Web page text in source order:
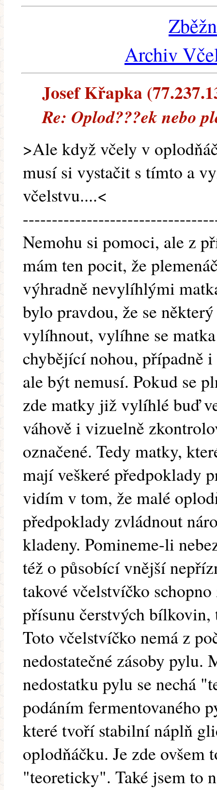
Archiv
Josef Křapka
Re: Oplod???ek nebo
>Ale když včely v
musí si vystačit s tímto a
včelstvu....<
Nemohu si pomoci, ale z
mám ten pocit, že
výhradně nevylíhlými
bylo pravdou, že se
vylíhnout, vylíhne se
chybějící nohou, případně
ale být nemusí. Pokud se
zde matky již vylíhlé buď
váhově i vizuelně
označené. Tedy matky,
mají veškeré předpoklady
vidím v tom, že malé
předpoklady zvládnout
kladeny. Pomineme-li
též o působící vnější
takové včelstvíčko
přísunu čerstvých
Toto včelstvíčko nemá z
nedostatečné zásoby pylu.
nedostatku pylu se nechá
podáním fermentovaného
které tvoří stabilní náplň
oplodňáčku. Je zde
"teoreticky". Také jsem to